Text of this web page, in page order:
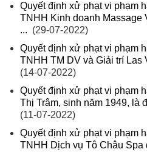
Quyết định xử phạt vi phạm
TNHH Kinh doanh Massage
... (29-07-2022)
Quyết định xử phạt vi phạm
TNHH TM DV và Giải trí Las
(14-07-2022)
Quyết định xử phạt vi phạm
Thị Trâm, sinh năm 1949, là
(11-07-2022)
Quyết định xử phạt vi phạm
TNHH Dịch vụ Tô Châu Spa